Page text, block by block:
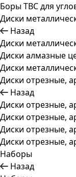
Боры ТВС для
Диски
Назад
Диски
Диски алмазные
Диски
Диски отрезные,
Назад
Диски отрезные,
Диски отрезные,
Диски отрезные,
Диски отрезные,
Наборы
Назад